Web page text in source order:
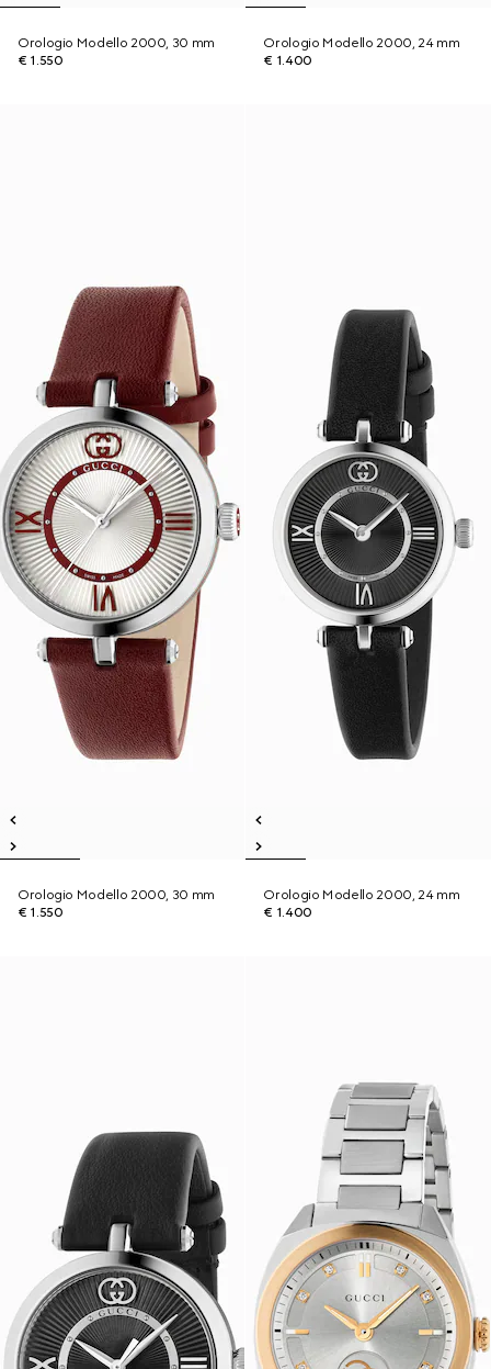
Orologio Modello 2000, 30 mm
€ 1.550
Orologio Modello 2000, 24 mm
€ 1.400
Orologio Modello 2000, 30 mm
€ 1.550
Orologio Modello 2000, 24 mm
€ 1.400